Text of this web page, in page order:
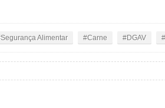
Segurança Alimentar Carne DGAV